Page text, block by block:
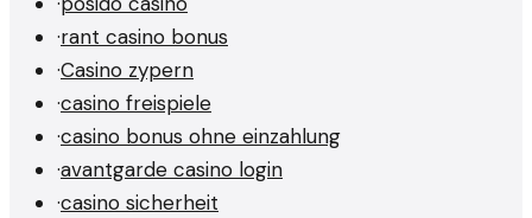
·rant casino bonus
·Casino zypern
·casino freispiele
·casino bonus ohne einzahlung
·avantgarde casino login
·casino sicherheit